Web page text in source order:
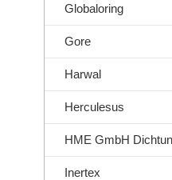
Globaloring
Gore
Harwal
Herculesus
Inertex